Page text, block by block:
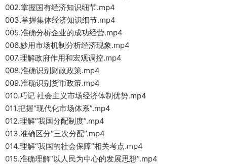
002.掌握国有经济知识细节.mp4
003.掌握集体经济知识细节.mp4
005.准确分析企业的成功经营.mp4
006.妙用市场机制分析经济现象.mp4
007.理解政府作用和宏观调控.mp4
008.准确识别财政政策.mp4
009.准确识别货币政策.mp4
010.巧记 社会主义市场经济体制优势.mp4
011.把握“现代化市场体系”.mp4
012.理解“我国分配制度”.mp4
013.准确区分“三次分配”.mp4
014.理解“我国的社会保障”相关考点.mp4
015.准确理解“以人民为中心的发展思想”.mp4